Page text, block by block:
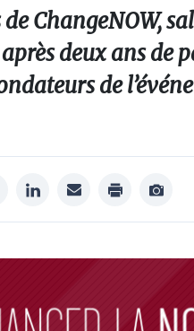
ChangeNOW,
deux ans de
de
linkedinmail print